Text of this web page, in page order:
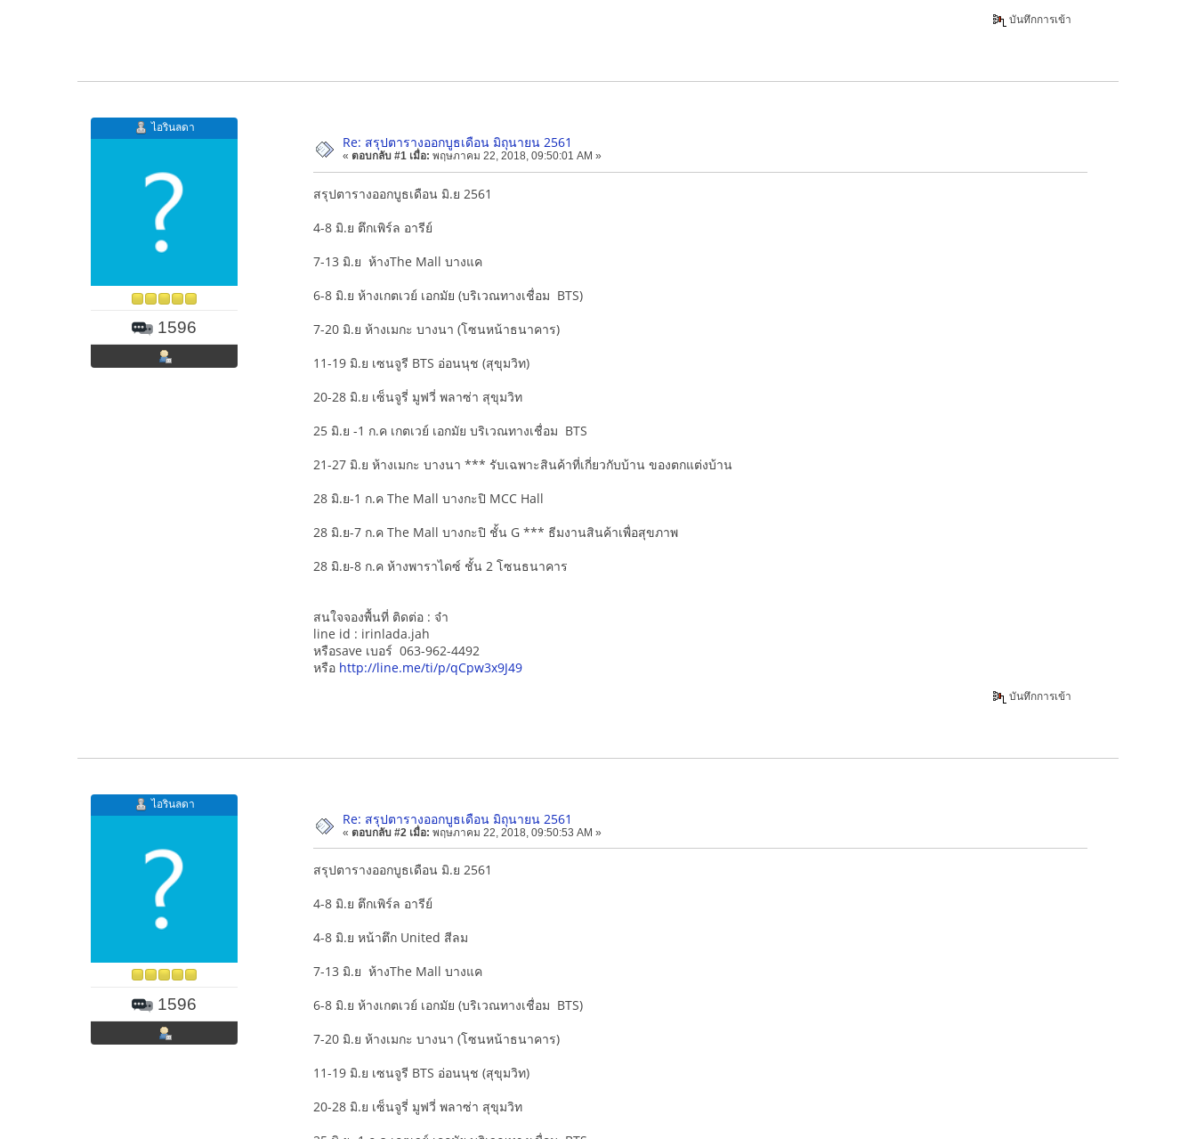
บันทึกการเข้า
ไอรินลดา
1596
Re: สรุปตารางออกบูธเดือน มิถุนายน 2561
« ตอบกลับ #1 เมื่อ: พฤษภาคม 22, 2018, 09:50:01 AM »
สรุปตารางออกบูธเดือน มิ.ย 2561
4-8 มิ.ย ตึกเพิร์ล อารีย์
7-13 มิ.ย ห้างThe Mall บางแค
6-8 มิ.ย ห้างเกตเวย์ เอกมัย (บริเวณทางเชื่อม BTS)
7-20 มิ.ย ห้างเมกะ บางนา (โซนหน้าธนาคาร)
11-19 มิ.ย เซนจูรี BTS อ่อนนุช (สุขุมวิท)
20-28 มิ.ย เซ็นจูรี่ มูฟวี่ พลาซ่า สุขุมวิท
25 มิ.ย -1 ก.ค เกตเวย์ เอกมัย บริเวณทางเชื่อม BTS
21-27 มิ.ย ห้างเมกะ บางนา *** รับเฉพาะสินค้าที่เกี่ยวกับบ้าน ของตกแต่งบ้าน
28 มิ.ย-1 ก.ค The Mall บางกะปิ MCC Hall
28 มิ.ย-7 ก.ค The Mall บางกะปิ ชั้น G *** ธีมงานสินค้าเพื่อสุขภาพ
28 มิ.ย-8 ก.ค ห้างพาราไดซ์ ชั้น 2 โซนธนาคาร
สนใจจองพื้นที่ ติดต่อ : จ๋า
line id : irinlada.jah
หรือsave เบอร์ 063-962-4492
หรือ http://line.me/ti/p/qCpw3x9J49
บันทึกการเข้า
ไอรินลดา
1596
Re: สรุปตารางออกบูธเดือน มิถุนายน 2561
« ตอบกลับ #2 เมื่อ: พฤษภาคม 22, 2018, 09:50:53 AM »
สรุปตารางออกบูธเดือน มิ.ย 2561
4-8 มิ.ย ตึกเพิร์ล อารีย์
4-8 มิ.ย หน้าตึก United สีลม
7-13 มิ.ย ห้างThe Mall บางแค
6-8 มิ.ย ห้างเกตเวย์ เอกมัย (บริเวณทางเชื่อม BTS)
7-20 มิ.ย ห้างเมกะ บางนา (โซนหน้าธนาคาร)
11-19 มิ.ย เซนจูรี BTS อ่อนนุช (สุขุมวิท)
20-28 มิ.ย เซ็นจูรี่ มูฟวี่ พลาซ่า สุขุมวิท